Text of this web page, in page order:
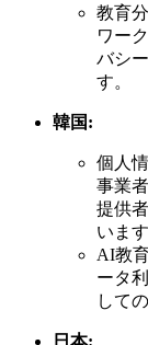
教育
ワー
バシ
す。
韓国:
個人
事業
提供
います
AI教
ータ
して
日本: